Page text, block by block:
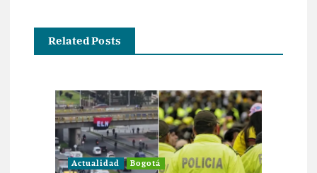
a
c
Related Posts
Actualidad Bogotá